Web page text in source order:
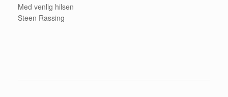
Med venlig hilsen
Steen Rassing